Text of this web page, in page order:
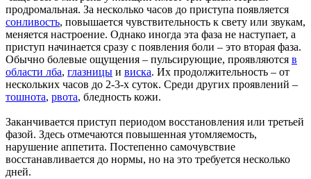
продромальная. За несколько часов до приступа появляется
сонливость, повышается чувствительность к свету или звукам,
меняется настроение. Однако иногда эта фаза не наступает, а
приступ начинается сразу с появления боли – это вторая фаза.
Обычно болевые ощущения – пульсирующие, проявляются в
области лба, глазницы и виска. Их продолжительность – от
нескольких часов до 2-3-х суток. Среди других проявлений –
тошнота, рвота, бледность кожи.
Заканчивается приступ периодом восстановления или третьей
фазой. Здесь отмечаются повышенная утомляемость,
нарушение аппетита. Постепенно самочувствие
восстанавливается до нормы, но на это требуется несколько
дней.